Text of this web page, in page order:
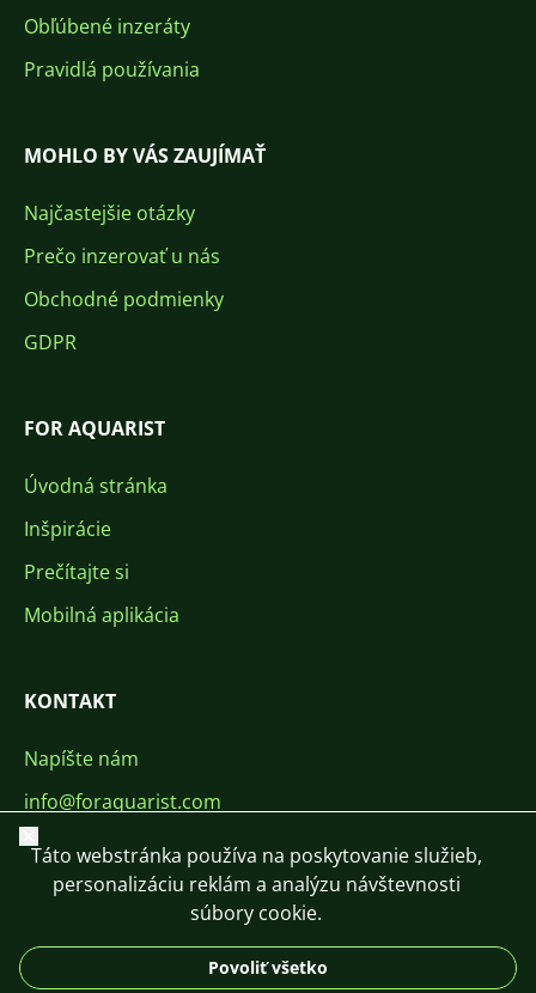
Obľúbené inzeráty
Pravidlá používania
MOHLO BY VÁS ZAUJÍMAŤ
Najčastejšie otázky
Prečo inzerovať u nás
Obchodné podmienky
GDPR
FOR AQUARIST
Úvodná stránka
Inšpirácie
Prečítajte si
Mobilná aplikácia
KONTAKT
Napíšte nám
info@foraquarist.com
+420 603 449 602
Zavrieť
Táto webstránka používa na poskytovanie služieb,
personalizáciu reklám a analýzu návštevnosti
súbory cookie.
Povoliť všetko